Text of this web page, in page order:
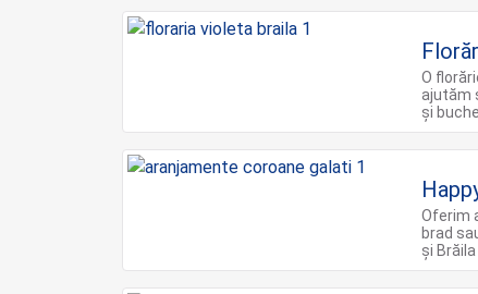
O
ajutăm
şi
Oferim
brad
și Brăila